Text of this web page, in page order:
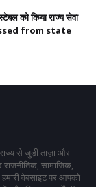
को किया राज्य सेवा
from state
से जुड़ी ताज़ा और
सामाजिक,
वेबसाइट पर आपको